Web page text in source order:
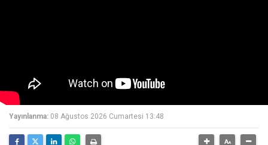
Yayınlanma: 08 Ağustos 2026 Cumartesi 13:48